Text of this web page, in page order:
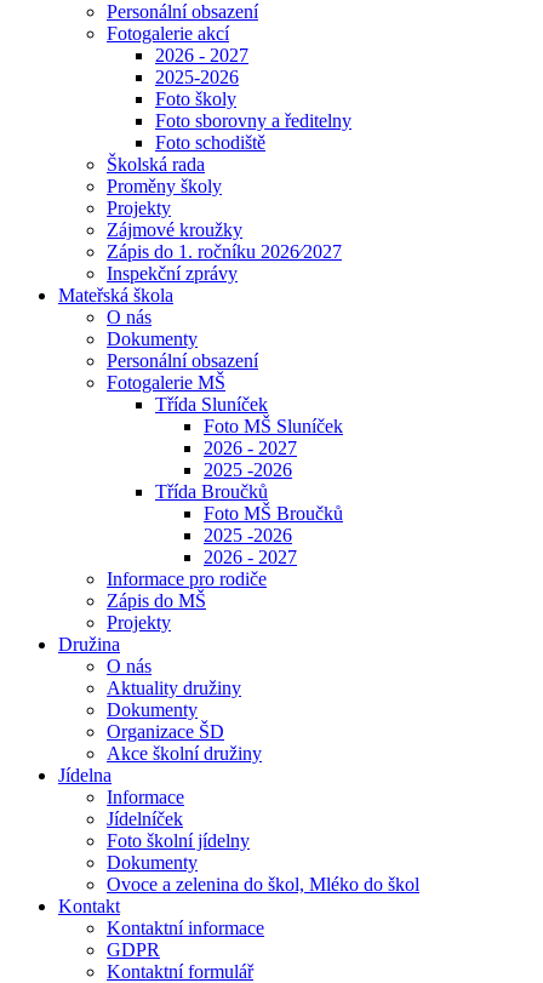
Personální obsazení
Fotogalerie akcí
2026 - 2027
2025-2026
Foto školy
Foto sborovny a ředitelny
Foto schodiště
Školská rada
Proměny školy
Projekty
Zájmové kroužky
Zápis do 1. ročníku 2026⁄2027
Inspekční zprávy
Mateřská škola
O nás
Dokumenty
Personální obsazení
Fotogalerie MŠ
Třída Sluníček
Foto MŠ Sluníček
2026 - 2027
2025 -2026
Třída Broučků
Foto MŠ Broučků
2025 -2026
2026 - 2027
Informace pro rodiče
Zápis do MŠ
Projekty
Družina
O nás
Aktuality družiny
Dokumenty
Organizace ŠD
Akce školní družiny
Jídelna
Informace
Jídelníček
Foto školní jídelny
Dokumenty
Ovoce a zelenina do škol, Mléko do škol
Kontakt
Kontaktní informace
GDPR
Kontaktní formulář